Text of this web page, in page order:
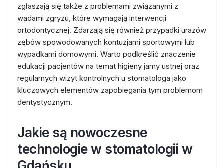
zgłaszają się także z problemami związanymi z
wadami zgryzu, które wymagają interwencji
ortodontycznej. Zdarzają się również przypadki urazów
zębów spowodowanych kontuzjami sportowymi lub
wypadkami domowymi. Warto podkreślić znaczenie
edukacji pacjentów na temat higieny jamy ustnej oraz
regularnych wizyt kontrolnych u stomatologa jako
kluczowych elementów zapobiegania tym problemom
dentystycznym.
Jakie są nowoczesne
technologie w stomatologii w